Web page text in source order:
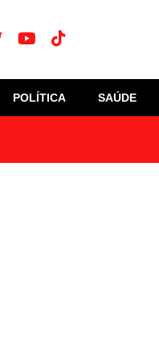
POLÍTICA SAÚDE